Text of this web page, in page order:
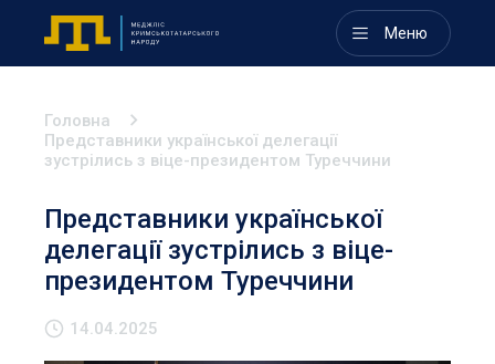
Меню
Головна
Представники української делегації
зустрілись з віце-президентом Туреччини
Представники української
делегації зустрілись з віце-
президентом Туреччини
14.04.2025